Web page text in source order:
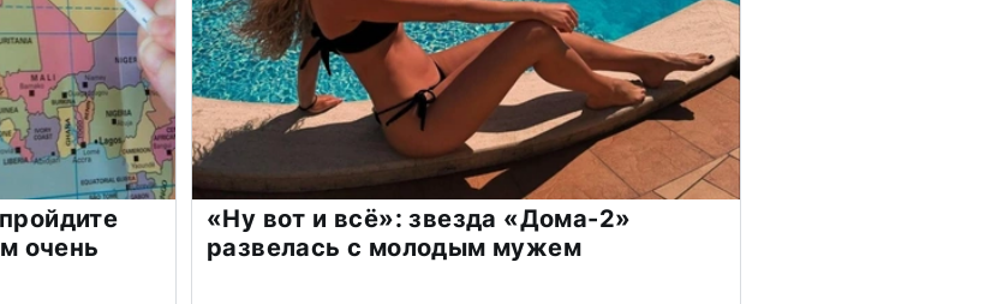
очень
«Ну вот и всё»: звезда «Дома-2»
развелась с молодым мужем